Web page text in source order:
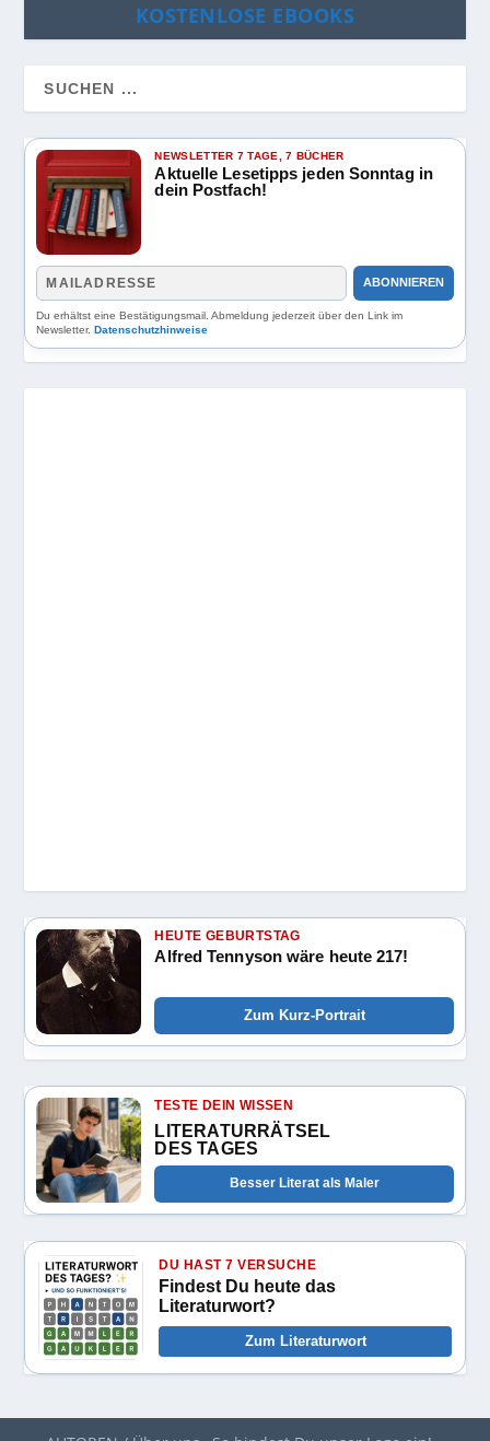
KOSTENLOSE EBOOKS
NEWSLETTER 7 TAGE, 7 BÜCHER
Aktuelle Lesetipps jeden Sonntag in
dein Postfach!
ABONNIEREN
Du erhältst eine Bestätigungsmail. Abmeldung jederzeit über den Link im
Newsletter.Datenschutzhinweise
HEUTE GEBURTSTAG
Alfred Tennyson wäre heute 217!
Zum Kurz-Portrait
TESTE DEIN WISSEN
LITERATURRÄTSEL
DES TAGES
Besser Literat als Maler
DU HAST 7 VERSUCHE
Findest Du heute das
Literaturwort?
Zum Literaturwort